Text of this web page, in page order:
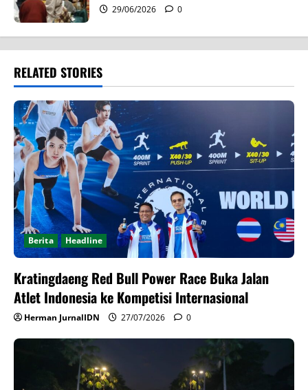
29/06/2026 0
RELATED STORIES
Berita Headline
Kratingdaeng Red Bull Power Race Buka Jalan
Atlet Indonesia ke Kompetisi Internasional
Herman JurnalIDN 27/07/2026 0